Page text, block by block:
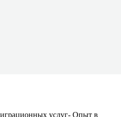
услуг- Опыт в